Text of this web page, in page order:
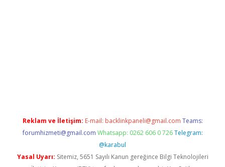
Reklam ve İletişim: E-mail: backlinkpaneli@gmail.com Teams:
forumhizmeti@gmail.com Whatsapp: 0262 606 0 726 Telegram:
@karabul
Yasal Uyarı: Sitemiz, 5651 Sayılı Kanun gereğince Bilgi Teknolojileri